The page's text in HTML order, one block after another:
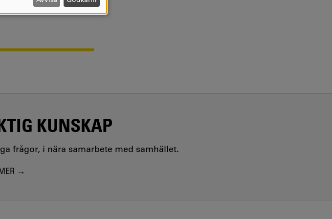
även framöver och att
KUNSKAP
frågor, i nära samarbete med samhället.